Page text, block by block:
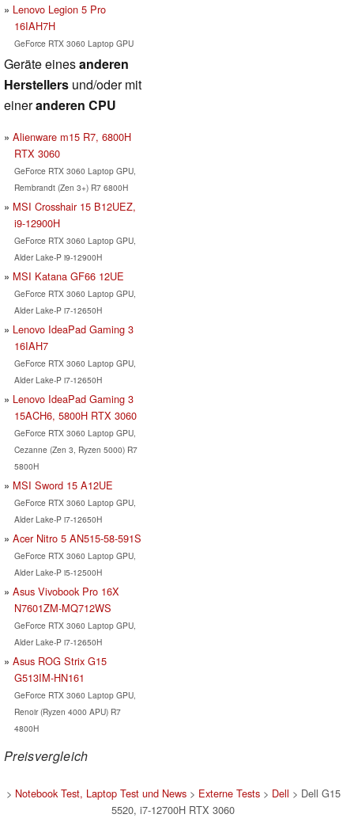
Lenovo Legion 5 Pro
16IAH7H
GeForce RTX 3060 Laptop GPU
Geräte einesanderen
Herstellers und/oder mit
eineranderen CPU
Alienware m15 R7, 6800H
RTX 3060
GeForce RTX 3060 Laptop GPU,
Rembrandt (Zen 3+) R7 6800H
MSI Crosshair 15 B12UEZ,
i9-12900H
GeForce RTX 3060 Laptop GPU,
Alder Lake-P i9-12900H
MSI Katana GF66 12UE
GeForce RTX 3060 Laptop GPU,
Alder Lake-P i7-12650H
Lenovo IdeaPad Gaming 3
16IAH7
GeForce RTX 3060 Laptop GPU,
Alder Lake-P i7-12650H
Lenovo IdeaPad Gaming 3
15ACH6, 5800H RTX 3060
GeForce RTX 3060 Laptop GPU,
Cezanne (Zen 3, Ryzen 5000) R7
5800H
MSI Sword 15 A12UE
GeForce RTX 3060 Laptop GPU,
Alder Lake-P i7-12650H
Acer Nitro 5 AN515-58-591S
GeForce RTX 3060 Laptop GPU,
Alder Lake-P i5-12500H
Asus Vivobook Pro 16X
N7601ZM-MQ712WS
GeForce RTX 3060 Laptop GPU,
Alder Lake-P i7-12650H
Asus ROG Strix G15
G513IM-HN161
GeForce RTX 3060 Laptop GPU,
Renoir (Ryzen 4000 APU) R7
4800H
Preisvergleich
> Notebook Test, Laptop Test und News> Externe Tests> Dell > Dell G15
5520, i7-12700H RTX 3060